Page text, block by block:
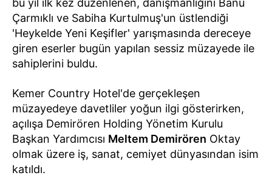
Çarmıklı ve Sabiha Kurtulmuş'un üstlendiği
'Heykelde Yeni Keşifler' yarışmasında dereceye
giren eserler bugün yapılan sessiz müzayede ile
sahiplerini buldu.
Kemer Country Hotel'de gerçekleşen
müzayedeye davetliler yoğun ilgi gösterirken,
açılışa Demirören Holding Yönetim Kurulu
Başkan Yardımcısı Meltem Demirören Oktay
olmak üzere iş, sanat, cemiyet dünyasından isim
katıldı.